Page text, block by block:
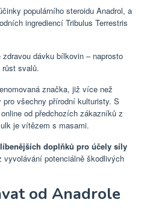
populárního steroidu Anadrol, a
ingrediencí Tribulus Terrestris
dávku bílkovin – naprosto
svalů.
značka, již více než
všechny přírodní kulturisty. S
od předchozích zákazníků z
je vítězem s masami.
doplňků pro účely síly
vyvolávání potenciálně škodlivých
od Anadrole